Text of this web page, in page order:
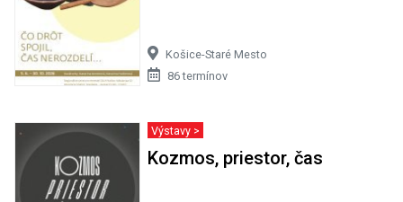
Košice-Staré Mesto
86 termínov
Výstavy >
Kozmos, priestor, čas